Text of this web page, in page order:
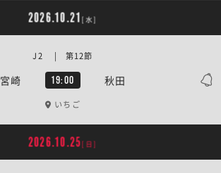
2026.10.21 [水]
宮崎 19:00 秋田
J2 | 第12節
いちご
2026.10.25[日]